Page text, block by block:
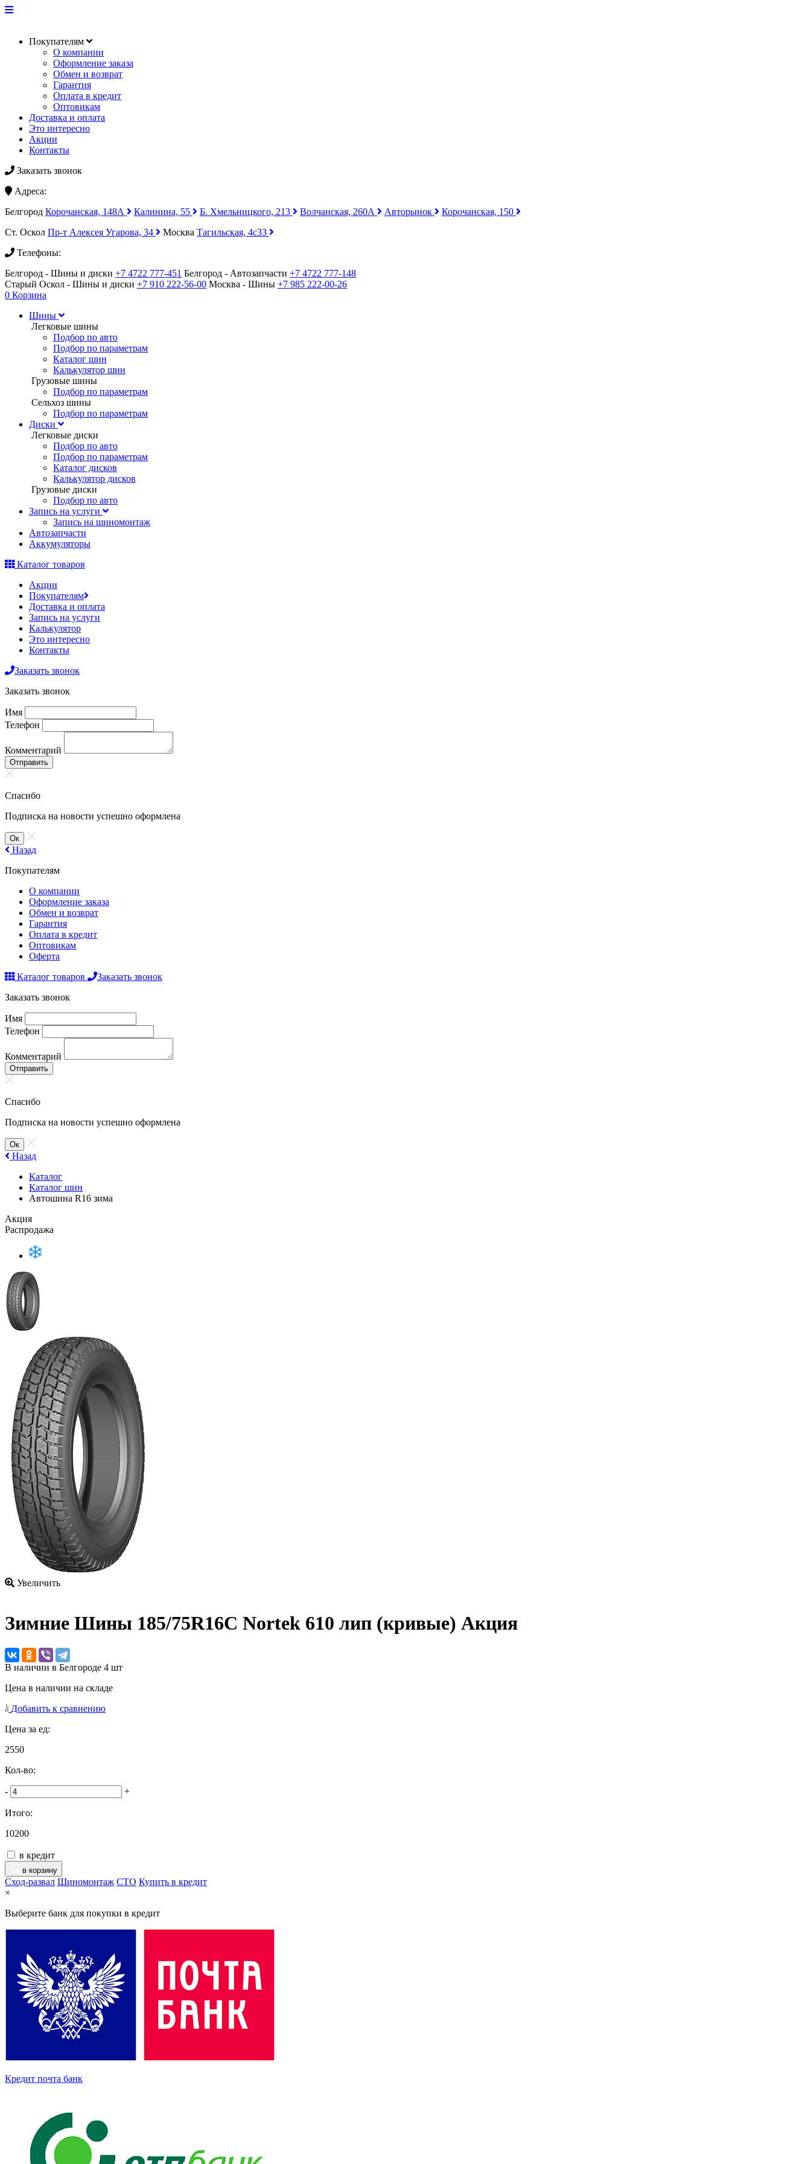
Покупателям
О компании
Оформление заказа
Обмен и возврат
Гарантия
Оплата в кредит
Оптовикам
Доставка и оплата
Это интересно
Акции
Контакты
Заказать звонок
Адреса:
Белгород Корочанская, 148А Калинина, 55 Б. Хмельницкого, 213 Волчанская, 260А Авторынок
Корочанская, 150
Ст. Оскол Пр-т Алексея Угарова, 34 Москва Тагильская, 4с33
Телефоны:
Белгород - Шины и диски +7 4722 777-451 Белгород - Автозапчасти +7 4722 777-148
Старый Оскол - Шины и диски +7 910 222-56-00 Москва - Шины +7 985 222-00-26
0 Корзина
Шины
Легковые шины
Подбор по авто
Подбор по параметрам
Каталог шин
Калькулятор шин
Грузовые шины
Подбор по параметрам
Сельхоз шины
Подбор по параметрам
Диски
Легковые диски
Подбор по авто
Подбор по параметрам
Каталог дисков
Калькулятор дисков
Грузовые диски
Подбор по авто
Запись на услуги
Запись на шиномонтаж
Автозапчасти
Аккумуляторы
Каталог товаров
Акции
Покупателям
Доставка и оплата
Запись на услуги
Калькулятор
Это интересно
Контакты
Заказать звонок
Заказать звонок
Имя
Телефон
Комментарий
Отправить
Спасибо
Подписка на новости успешно оформлена
Ок
Назад
Покупателям
О компании
Оформление заказа
Обмен и возврат
Гарантия
Оплата в кредит
Оптовикам
Оферта
Каталог товаров
Заказать звонок
Заказать звонок
Имя
Телефон
Комментарий
Отправить
Спасибо
Подписка на новости успешно оформлена
Ок
Назад
Каталог
Каталог шин
Автошина R16 зима
Акция
Распродажа
Увеличить
Зимние Шины 185/75R16C Nortek 610 лип (кривые) Акция
В наличии в Белгороде 4 шт
Цена в наличии на складе
Добавить к сравнению
Цена за ед:
2550
Кол-во:
- +
Итого:
10200
в кредит
в корзину
Сход-развал Шиномонтаж CTO Купить в кредит
×
Выберите банк для покупки в кредит
Кредит почта банк